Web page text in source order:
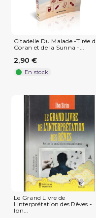
Citadelle Du Malade -Tirée
Coran et de la Sunna -...
2,90 €
En stock
Le Grand Livre de
l'Interprétation des Rêves -
Ibn...